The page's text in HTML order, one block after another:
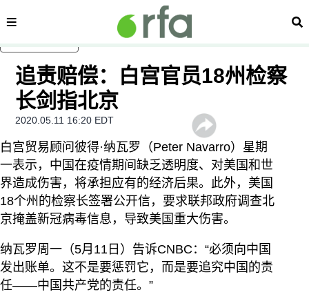
内容分类 搜
追责赔偿：白宫官员18州检察
长剑指北京
2020.05.11 16:20 EDT
白宫贸易顾问彼得·纳瓦罗（Peter Navarro）星期
一表示，中国在疫情期间缺乏透明度、对美国和世
界造成伤害，将承担应有的经济后果。此外，美国
18个州的检察长签署公开信，要求联邦政府调查北
京掩盖新冠病毒信息，导致美国重大伤害。
纳瓦罗周一（5月11日）告诉CNBC：“必须向中国
发出账单。这不是要惩罚它，而是要追究中国的责
任——中国共产党的责任。”